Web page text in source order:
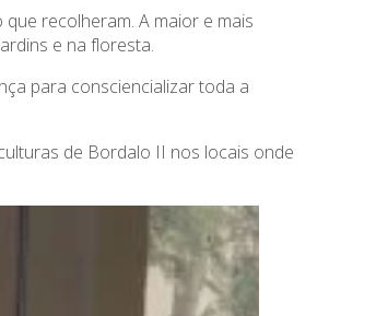
recolheram. A maior e mais
e na floresta.
para consciencializar toda a
de Bordalo II nos locais onde